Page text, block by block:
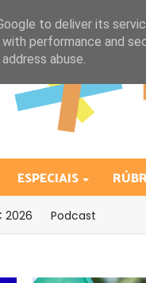
ESPECIAIS
2026 Podcast
to deliver its
with performance and
abuse.